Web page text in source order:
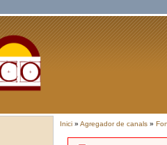
Esteu aquí
Inici» Agregador de canals»